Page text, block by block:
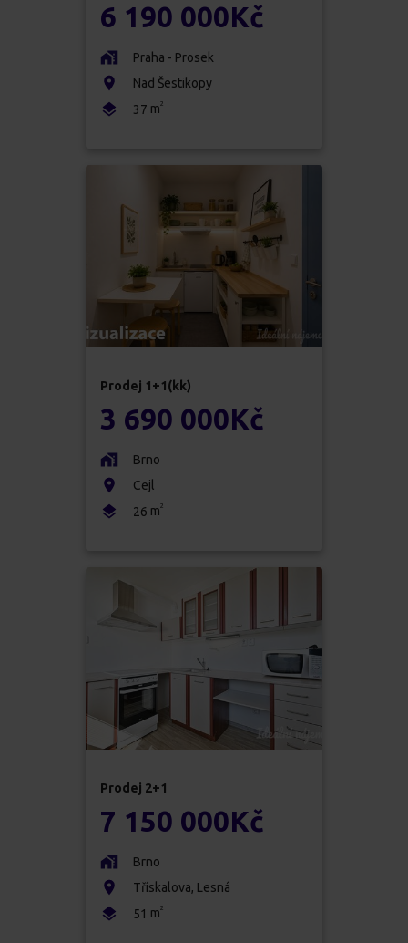
6 190 000Kč
Praha - Prosek
Nad Šestikopy
37 m2
Prodej 1+1(kk)
3 690 000Kč
Brno
Cejl
26 m2
Prodej 2+1
7 150 000Kč
Brno
Třískalova, Lesná
51 m2